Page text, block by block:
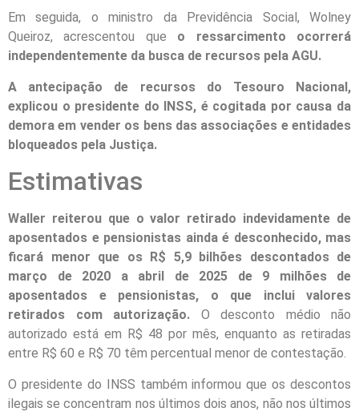
Em seguida, o ministro da Previdência Social, Wolney
Queiroz, acrescentou que o ressarcimento ocorrerá
independentemente da busca de recursos pela AGU.
A antecipação de recursos do Tesouro Nacional,
explicou o presidente do INSS, é cogitada por causa da
demora em vender os bens das associações e entidades
bloqueados pela Justiça.
Estimativas
Waller reiterou que o valor retirado indevidamente de
aposentados e pensionistas ainda é desconhecido, mas
ficará menor que os R$ 5,9 bilhões descontados de
março de 2020 a abril de 2025 de 9 milhões de
aposentados e pensionistas, o que inclui valores
retirados com autorização. O desconto médio não
autorizado está em R$ 48 por mês, enquanto as retiradas
entre R$ 60 e R$ 70 têm percentual menor de contestação.
O presidente do INSS também informou que os descontos
ilegais se concentram nos últimos dois anos, não nos últimos